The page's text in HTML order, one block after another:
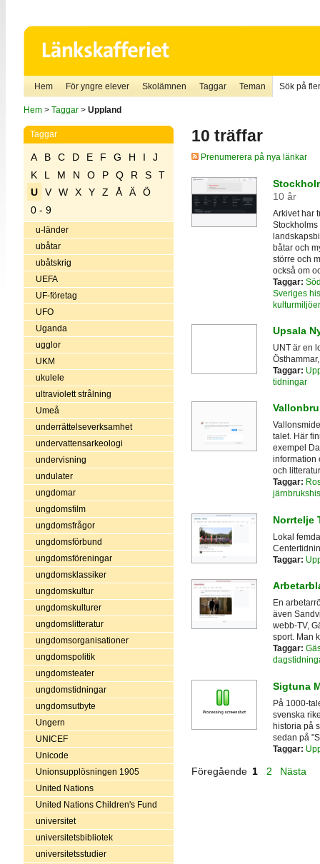
Hem För yngre elever Skolämnen Taggar Teman Sök på
Hem> Taggar> Uppland
Taggar
A B C D E F G H I
J
K
L M N O P Q R S
T
U
V W X Y Z Å Ä
Ö
0 - 9
u-länder
ubåtar
ubåtskrig
UEFA
UF-företag
UFO
Uganda
ugglor
UKM
ukulele
ultraviolett strålning
Umeå
underrättelseverksamhet
undervattensarkeologi
undervisning
undulater
ungdomar
ungdomsfilm
ungdomsfrågor
ungdomsförbund
ungdomsföreningar
ungdomsklassiker
ungdomskultur
ungdomskulturer
ungdomslitteratur
ungdomsorganisationer
ungdomspolitik
ungdomsteater
ungdomstidningar
ungdomsutbyte
Ungern
UNICEF
Unicode
Unionsupplösningen 1905
United Nations
United Nations Children's Fund
universitet
universitetsbibliotek
universitetsstudier
10 träffar
Prenumerera på nya länkar
10 år
Arkivet har
båtar och
större och
också om
Taggar:
Sveriges
kulturmiljöer
Upsala
UNT är en
Taggar:
tidningar
talet. Här
exempel
information
och
Taggar:
Norrtelje
Lokal
Taggar:
En
även
webb-TV,
sport. Man
Taggar:
Sigtuna
På 1000-
svenska
historia på
sedan på
Taggar:
Föregående 1 2 Nästa